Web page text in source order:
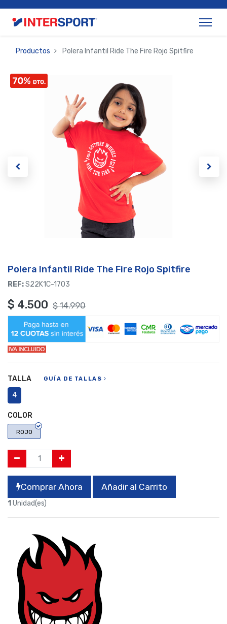
Productos Polera Infantil Ride The Fire Rojo Spitfire
Polera Infantil Ride The Fire Rojo Spitfire
REF:S22K1C-1703
$ 4.500 $14.990
TALLA GUÍA DE TALLAS
4
COLOR
ROJO
Comprar Ahora Añadir al Carrito
1 Unidad(es)